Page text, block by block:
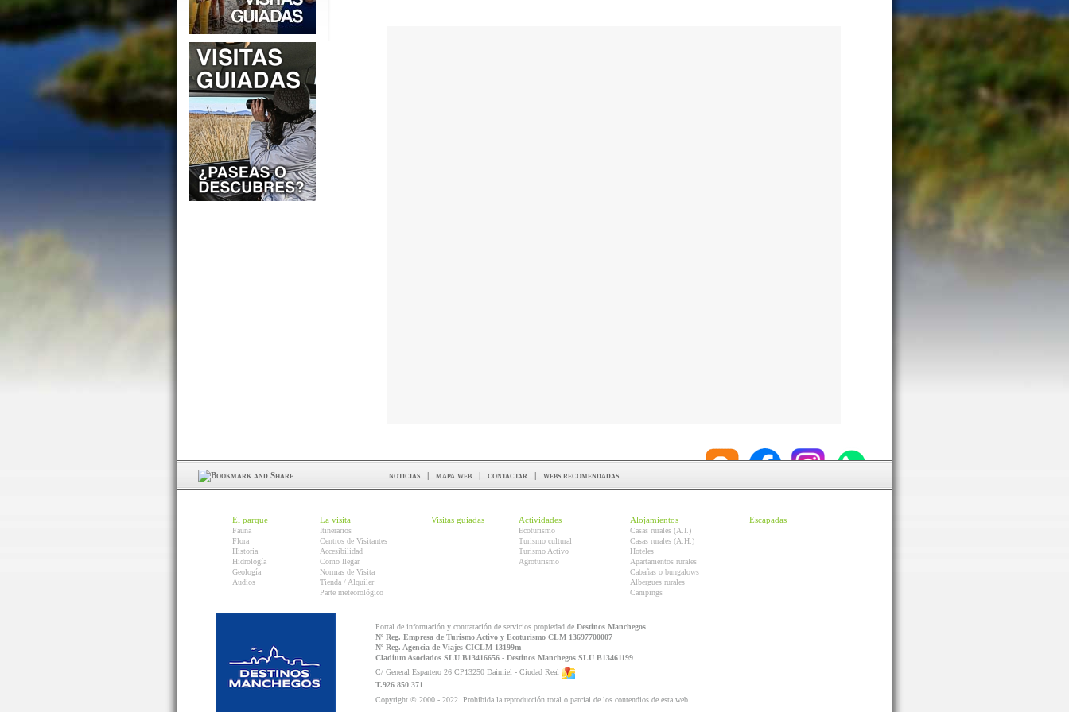
noticias | mapa web | contactar | webs recomendadas
El parque
Fauna
Flora
Historia
Hidrología
Geología
Audios
La visita
Itinerarios
Centros de Visitantes
Accesibilidad
Como llegar
Normas de Visita
Tienda / Alquiler
Parte meteorológico
Visitas guiadas Actividades
Ecoturismo
Turismo cultural
Turismo Activo
Agroturismo
Alojamientos
Casas rurales (A.I.)
Casas rurales (A.H.)
Hoteles
Apartamentos rurales
Cabañas o bungalows
Albergues rurales
Campings
Escapadas
Portal de información y contratación de servicios propiedad de Destinos Manchegos
Nº Reg. Empresa de Turismo Activo y Ecoturismo CLM 13697700007
Nº Reg. Agencia de Viajes CICLM 13199m
Cladium Asociados SLU B13416656 - Destinos Manchegos SLU B13461199
C/ General Espartero 26 CP13250 Daimiel - Ciudad Real
T.926 850 371
Copyright © 2000 - 2022. Prohibida la reproducción total o parcial de los contendios de esta web.